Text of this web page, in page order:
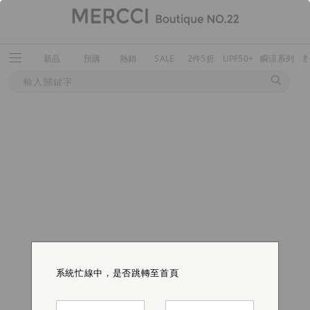
新品 預購 熱銷 SALE 2件5折 UPF50+ 瞬涼系列
系統忙線中，是否跳轉至首頁
系統忙線中，是否跳轉至首頁
系統忙線中，是否跳轉至首頁
系統忙線中，是否跳轉至首頁
系統忙線中，是否跳轉至首頁